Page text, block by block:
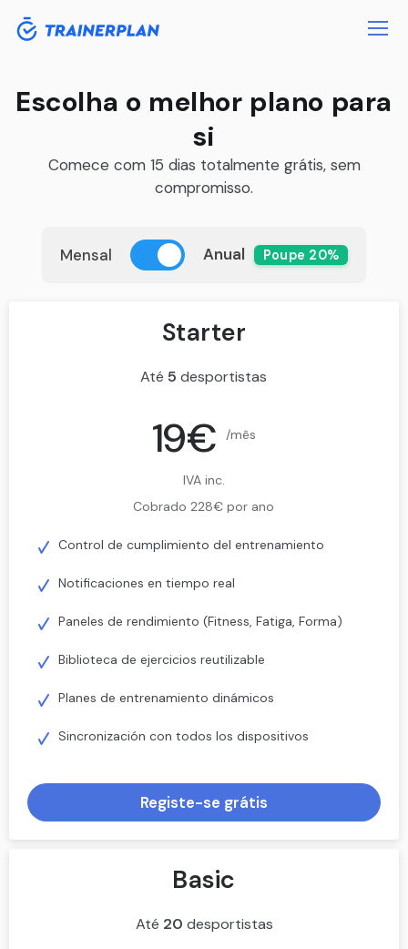
Escolha o melhor plano para
si
Comece com 15 dias totalmente grátis, sem
compromisso.
Mensal Anual Poupe 20%
Starter
Até 5 desportistas
19€ /mês
IVA inc.
Cobrado 228€ por ano
Control de cumplimiento del entrenamiento
Notificaciones en tiempo real
Paneles de rendimiento (Fitness, Fatiga, Forma)
Biblioteca de ejercicios reutilizable
Planes de entrenamiento dinámicos
Sincronización con todos los dispositivos
Registe-se grátis
Basic
Até 20 desportistas